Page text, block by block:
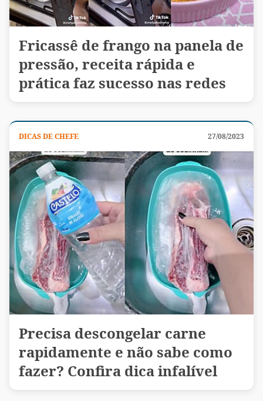
Fricassê de frango na panela de
pressão, receita rápida e
prática faz sucesso nas redes
DICAS DE CHEFE 27/08/2023
Precisa descongelar carne
rapidamente e não sabe como
fazer? Confira dica infalível